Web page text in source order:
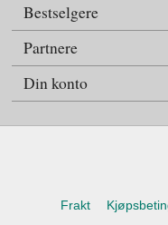
Bestselgere
Partnere
Din konto
Frakt